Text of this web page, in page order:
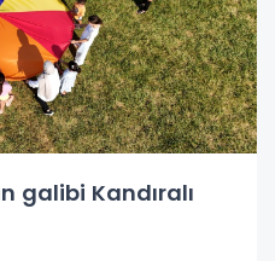
galibi Kandıralı